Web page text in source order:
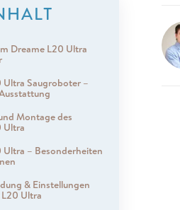
Dreame L20 Ultra
Ultra Saugroboter –
Montage des
Ultra
Ultra – Besonderheiten
& Einstellungen
Ultra